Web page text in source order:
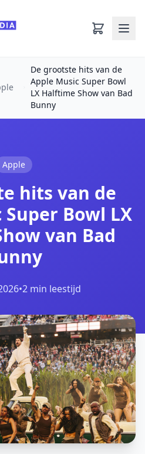
De grootste hits van de
Apple Music Super Bowl
LX Halftime Show van Bad
Bunny
Apple
hits van de
Bowl LX
van Bad
•2 min leestijd